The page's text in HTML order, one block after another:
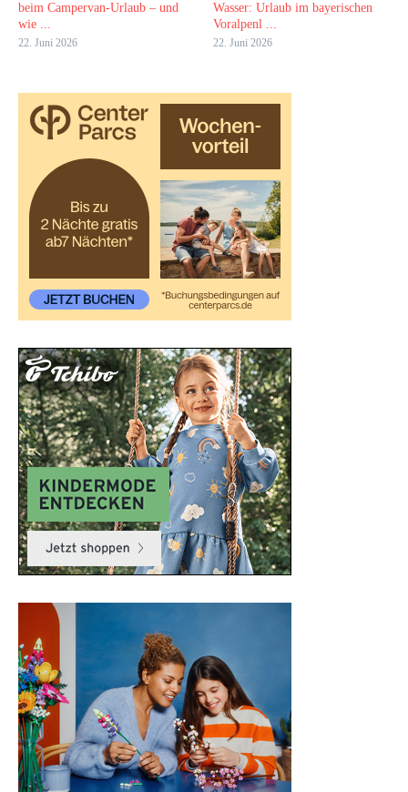
beim Campervan-Urlaub – und
wie ...
22. Juni 2026
Wasser: Urlaub im bayerischen
Voralpenl ...
22. Juni 2026